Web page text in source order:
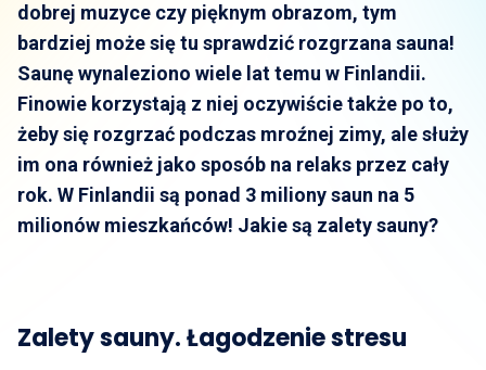
dobrej muzyce czy pięknym obrazom, tym
bardziej może się tu sprawdzić rozgrzana sauna!
Saunę wynaleziono wiele lat temu w Finlandii.
Finowie korzystają z niej oczywiście także po to,
żeby się rozgrzać podczas mroźnej zimy, ale służy
im ona również jako sposób na relaks przez cały
rok. W Finlandii są ponad 3 miliony saun na 5
milionów mieszkańców! Jakie są zalety sauny?
Zalety sauny. Łagodzenie stresu